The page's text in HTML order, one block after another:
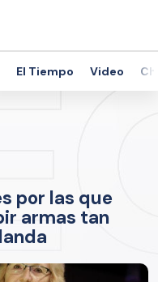
El Tiempo Video
por las que
armas tan